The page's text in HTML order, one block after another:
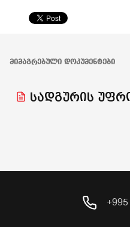
ᲛᲘᲛᲐᲒᲠᲔᲑᲣᲚᲘ ᲓᲝᲙᲣᲛᲔᲜᲢᲔᲑᲘ
სადგურის